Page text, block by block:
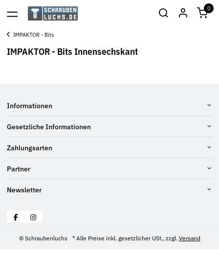
0
IMPAKTOR - Bits
IMPAKTOR - Bits Innensechskant
Informationen
Gesetzliche Informationen
Zahlungsarten
Partner
Newsletter
© Schraubenluchs * Alle Preise inkl. gesetzlicher USt., zzgl. Versand